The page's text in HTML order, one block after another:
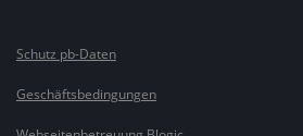
Schutz pb-Daten
Geschäftsbedingungen